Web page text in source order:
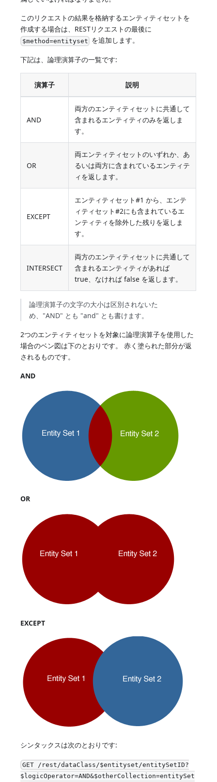
このリクエストの結果を格納するエンティティセットを
作成する場合は、RESTリクエストの最後に
$method=entityset を追加します。
下記は、論理演算子の一覧です:
演算子 説明
AND
両方のエンティティセットに共通して
含まれるエンティティのみを返しま
す。
OR
両エンティティセットのいずれか、あ
るいは両方に含まれているエンティテ
ィを返します。
EXCEPT
エンティティセット#1 から、エンテ
ィティセット#2にも含まれているエ
ンティティを除外した残りを返しま
す。
INTERSECT
両方のエンティティセットに共通して
含まれるエンティティがあれば
true、なければ false を返します。
論理演算子の文字の大小は区別されないた
め、"AND" とも "and" とも書けます。
2つのエンティティセットを対象に論理演算子を使用した
場合のベン図は下のとおりです。 赤く塗られた部分が返
されるものです。
AND
OR
EXCEPT
シンタックスは次のとおりです:
GET /rest/dataClass/$entityset/entitySetID?
$logicOperator=AND&$otherCollection=entitySet